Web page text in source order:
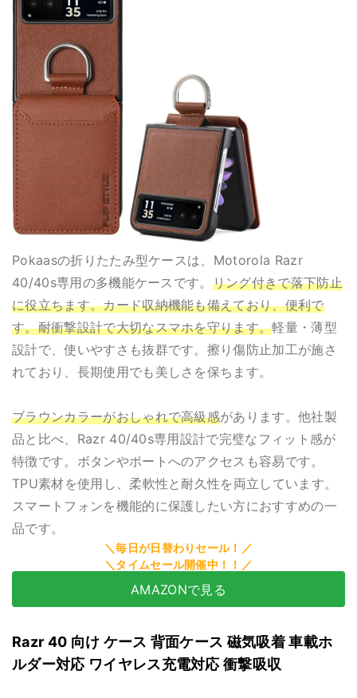
Pokaasの折りたたみ型ケースは、Motorola Razr
40/40s専用の多機能ケースです。 リング付きで落下防止
に役立ちます。カード収納機能も備えており、便利で
す。耐衝撃設計で大切なスマホを守ります。軽量・薄型
設計で、使いやすさも抜群です。擦り傷防止加工が施さ
れており、長期使用でも美しさを保ちます。
ブラウンカラーがおしゃれで高級感があります。他社製
品と比べ、Razr 40/40s専用設計で完璧なフィット感が
特徴です。ボタンやポートへのアクセスも容易です。
TPU素材を使用し、柔軟性と耐久性を両立しています。
スマートフォンを機能的に保護したい方におすすめの一
品です。
AMAZONで見る
Razr 40 向け ケース 背面ケース 磁気吸着 車載ホ
ルダー対応 ワイヤレス充電対応 衝撃吸収